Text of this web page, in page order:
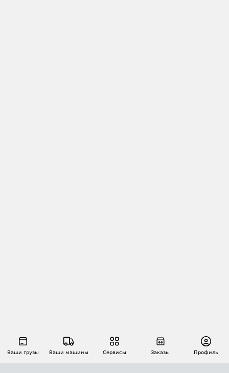
Ваши грузы Ваши машины Сервисы Заказы Профиль